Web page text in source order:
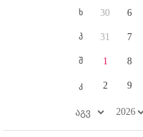
ხ
პ
შ
კ
30
31
1
2
6
7
8
9